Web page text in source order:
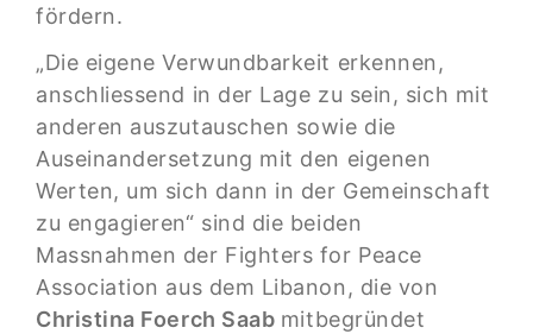
fördern.
„Die eigene Verwundbarkeit erkennen,
anschliessend in der Lage zu sein, sich mit
anderen auszutauschen sowie die
Auseinandersetzung mit den eigenen
Werten, um sich dann in der Gemeinschaft
zu engagieren“ sind die beiden
Massnahmen der Fighters for Peace
Association aus dem Libanon, die von
Christina Foerch Saab mitbegründet